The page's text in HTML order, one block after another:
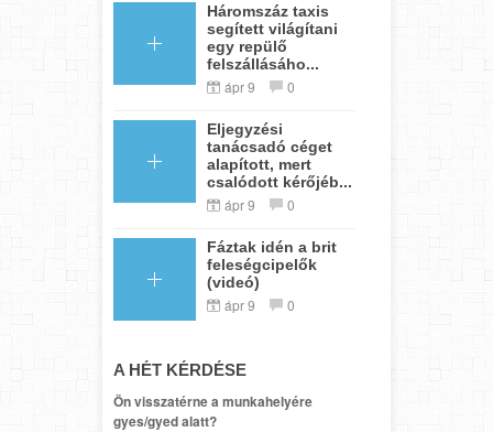
Háromszáz taxis
segített világítani
egy repülő
felszállásáho...
ápr 9 0
Eljegyzési
tanácsadó céget
alapított, mert
csalódott kérőjéb...
ápr 9 0
Fáztak idén a brit
feleségcipelők
(videó)
ápr 9 0
A HÉT KÉRDÉSE
Ön visszatérne a munkahelyére
gyes/gyed alatt?